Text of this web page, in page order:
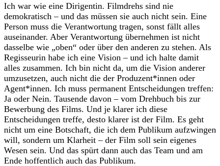
Ich war wie eine Dirigentin. Filmdrehs sind nie
demokratisch – und das müssen sie auch nicht sein. Eine
Person muss die Verantwortung tragen, sonst fällt alles
auseinander. Aber Verantwortung übernehmen ist nicht
dasselbe wie „oben“ oder über den anderen zu stehen. Als
Regisseurin habe ich eine Vision – und ich halte damit
alles zusammen. Ich bin nicht da, um die Vision anderer
umzusetzen, auch nicht die der Produzent*innen oder
Agent*innen. Ich muss permanent Entscheidungen treffen:
Ja oder Nein. Tausende davon – vom Drehbuch bis zur
Bewerbung des Films. Und je klarer ich diese
Entscheidungen treffe, desto klarer ist der Film. Es geht
nicht um eine Botschaft, die ich dem Publikum aufzwingen
will, sondern um Klarheit – der Film soll sein eigenes
Wesen sein. Und das spürt dann auch das Team und am
Ende hoffentlich auch das Publikum.